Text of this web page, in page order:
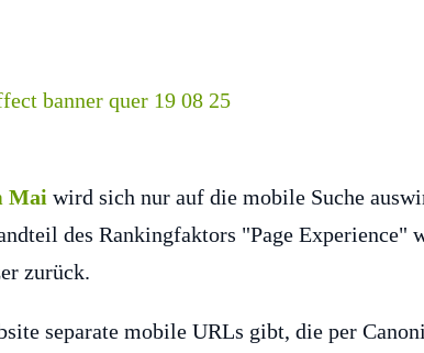
Mai wird sich nur auf die mobile Suche
des Rankingfaktors "Page Experience"
zurück.
separate mobile URLs gibt, die per